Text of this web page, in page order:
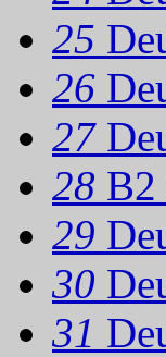
25
26
27
28 B2
29
30
31